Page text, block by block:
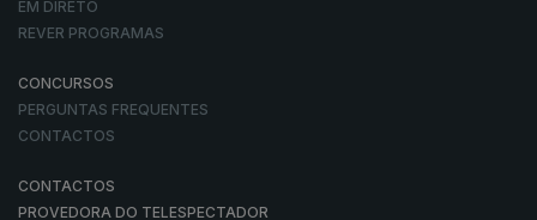
EM DIRETO
REVER PROGRAMAS
CONCURSOS
PERGUNTAS FREQUENTES
CONTACTOS
CONTACTOS
PROVEDORA DO TELESPECTADOR